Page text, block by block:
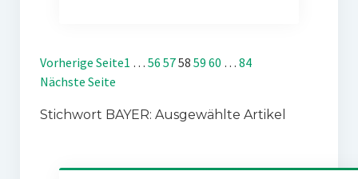
Vorherige Seite1 … 56 5758 59 60 … 84
Nächste Seite
Stichwort BAYER: Ausgewählte Artikel